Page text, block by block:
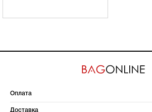
Оплата
Доставка